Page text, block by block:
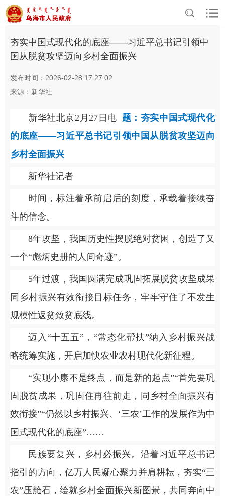
首页>资讯中心 > 头条
夯实中国式现代化的底座——习近平总书记引领中
国从脱贫攻坚迈向乡村全面振兴
发布时间：2026-02-28 17:27:02
来源：新华社
新华社北京2月27日电 题：夯实中国式现代化
的底座——习近平总书记引领中国从脱贫攻坚迈向
乡村全面振兴
新华社记者
时间，标注着承前启后的刻度，承载着接续奋
斗的信念。
8年攻坚，我国历史性摆脱绝对贫困，创造了又
一个“彪炳史册的人间奇迹”。
5年过渡，我国圆满完成巩固拓展脱贫攻坚成果
同乡村振兴有效衔接目标任务，牢牢守住了不发生
规模性返贫致贫底线。
迈入“十五五”，“常态化帮扶”纳入乡村振兴战
略统筹实施，开启加快农业农村现代化新征程。
“实现小康不是终点，而是新的起点”“首先要巩
固脱贫成果，巩固住再往前走，同乡村全面振兴有
效衔接”“仍然以乡村振兴、‘三农’工作的发展作为中
国式现代化的底座”……
民族要复兴，乡村必振兴。沿着习近平总书记
指引的方向，亿万人民凝心聚力并肩耕耘，夯实“三
农”压舱石，绘就乡村全面振兴新图景，共同奔向中